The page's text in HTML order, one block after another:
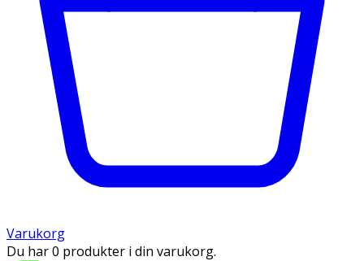
Varukorg
Du har 0 produkter i din varukorg.